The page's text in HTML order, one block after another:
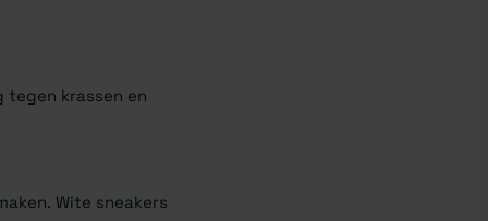
tegen krassen en
Wite sneakers